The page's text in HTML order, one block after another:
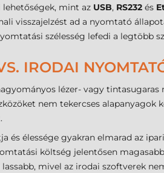
lehetőségek, mint az USB, RS232 és
visszajelzést ad a nyomtató
szélesség lefedi a legtöbb
IRODAI
lézer- vagy
nem tekercses
és élessége gyakran elmarad az
költség jelentősen
mivel az irodai szoftverek